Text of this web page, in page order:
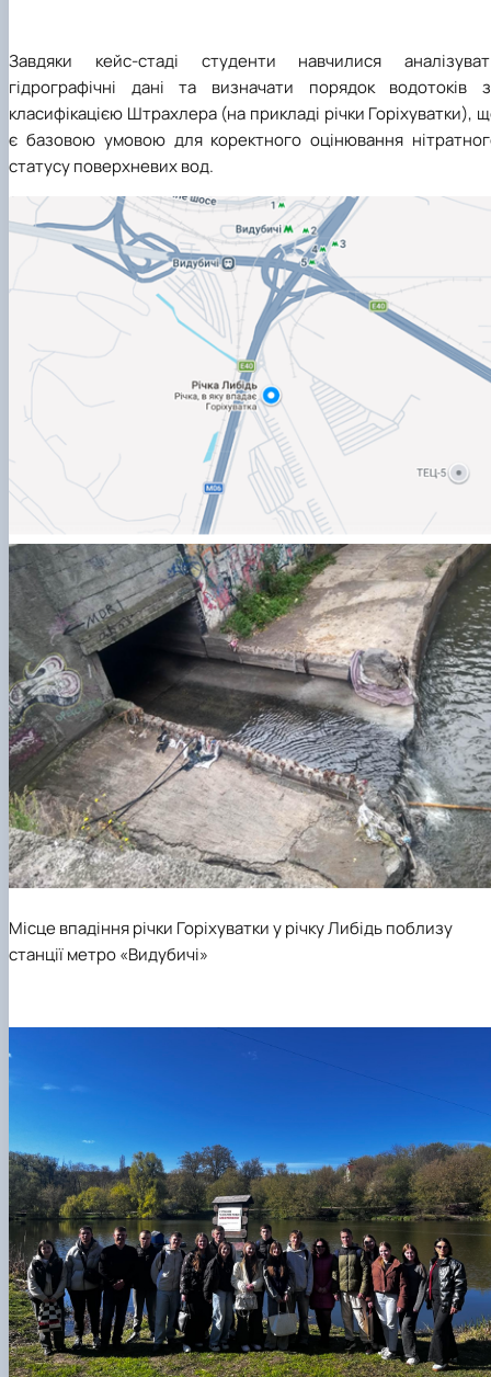
Завдяки кейс-стаді студенти навчилися
гідрографічні дані та визначати порядок водотоків
класифікацією Штрахлера (на прикладі річки Горіхуватки),
є базовою умовою для коректного оцінювання
статусу поверхневих вод.
Місце впадіння річки Горіхуватки у річку Либідь поблизу
станції метро «Видубичі»